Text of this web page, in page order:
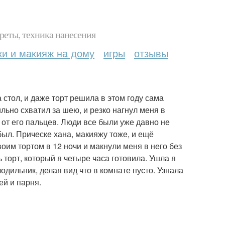
техника нанесения
и макияж на дому игры отзывы
и даже торт решила в этом году сама
схватил за шею, и резко нагнул меня в
его пальцев. Люди все были уже давно не
Прическе хана, макияжу тоже, и ещё
тортом в 12 ночи и макнули меня в него без
который я четыре часа готовила. Ушла я
делая вид что в комнате пусто. Узнала
и парня.